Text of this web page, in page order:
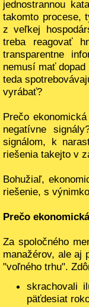
jednostrannou
takomto procese,
z veľkej
treba reagovať
transparentne
nemusí mať
teda
vyrábať?
Prečo
negatívne
signálom, k
riešenia takejto v
Bohužiaľ,
riešenie, s
Prečo
Za spoločného
manažérov, ale aj
"voľného trhu".
skrachovali
päťdesiat